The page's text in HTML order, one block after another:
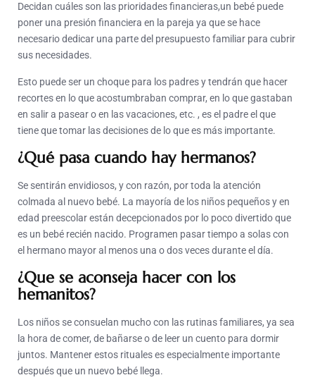
Decidan cuáles son las prioridades financieras,un bebé puede
poner una presión financiera en la pareja ya que se hace
necesario dedicar una parte del presupuesto familiar para cubrir
sus necesidades.
Esto puede ser un choque para los padres y tendrán que hacer
recortes en lo que acostumbraban comprar, en lo que gastaban
en salir a pasear o en las vacaciones, etc. , es el padre el que
tiene que tomar las decisiones de lo que es más importante.
¿Qué pasa cuando hay hermanos?
Se sentirán envidiosos, y con razón, por toda la atención
colmada al nuevo bebé. La mayoría de los niños pequeños y en
edad preescolar están decepcionados por lo poco divertido que
es un bebé recién nacido. Programen pasar tiempo a solas con
el hermano mayor al menos una o dos veces durante el día.
¿Que se aconseja hacer con los
hemanitos?
Los niños se consuelan mucho con las rutinas familiares, ya sea
la hora de comer, de bañarse o de leer un cuento para dormir
juntos. Mantener estos rituales es especialmente importante
después que un nuevo bebé llega.